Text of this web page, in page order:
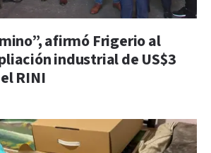
afirmó Frigerio al
industrial de US$3
RINI